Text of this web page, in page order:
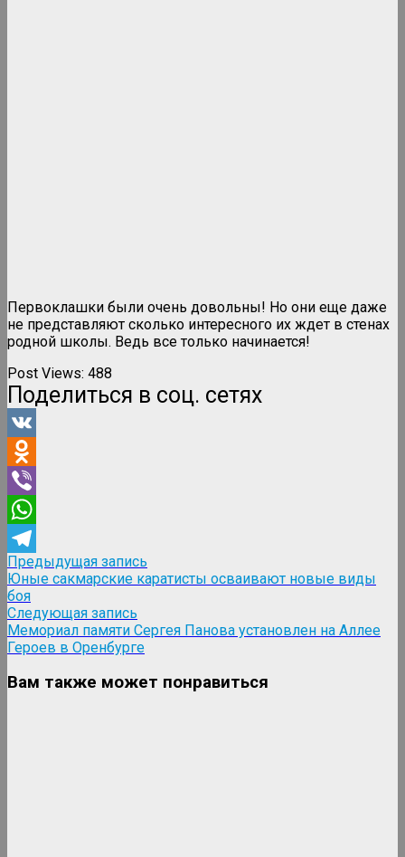
Первоклашки были очень довольны! Но они еще даже
не представляют сколько интересного их ждет в стенах
родной школы. Ведь все только начинается!
Post Views: 488
Поделиться в соц. сетях
VK
Odnoklassniki
Viber
WhatsApp
Telegram
Навигация
по
записям
Предыдущая запись
запись:
Юные сакмарские каратисты осваивают новые виды
боя
Следующая запись
запись:
Мемориал памяти Сергея Панова установлен на Аллее
Героев в Оренбурге
Вам также может понравиться